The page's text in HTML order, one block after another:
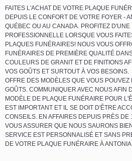
FAITES L'ACHAT DE VOTRE PLAQUE
DEPUIS LE CONFORT DE VOTRE FOYER -
QUÉBEC OU AU CANADA. PROFITEZ
PROFESSIONNELLE LORSQUE VOUS
PLAQUES FUNÉRAIRES! NOUS VOUS
FUNÉRAIRES DE PREMIÈRE QUALITÉ
COULEURS DE GRANIT ET DE FINITIONS
VOS GOÛTS ET SURTOUT À VOS
OFFRE DES MODÈLES QUE VOUS
GOÛTS. COMMUNIQUER AVEC NOUS AFIN
MODÈLE DE PLAQUE FUNÉRAIRE POUR
EST IMPORTANT ET IL SE DOIT D'ÊTRE
CONSEILS. EN AFFAIRES DEPUIS PRÈS
VOUS ASSURER QUE NOUS SAURONS
SERVICE EST PERSONNALISÉ ET SANS
DE VOTRE PLAQUE FUNÉRAIRE À